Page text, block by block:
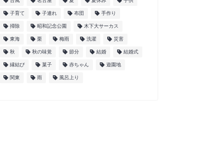
子育て 子連れ 布団 手作り
掃除 昭和記念公園 木下大サーカス
東海 栗 梅雨 洗濯 災害
秋 秋の味覚 節分 結婚 結婚式
縁結び 菓子 赤ちゃん 遊園地
関東 雨 風呂上り